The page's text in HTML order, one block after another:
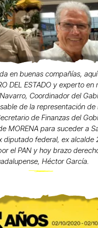
en buenas compañías,
DEL ESTADO y experto
Coordinador del
de la representación de
de Finanzas del
MORENA para suceder a
diputado federal, ex alcalde
el PAN y hoy brazo
Héctor García.